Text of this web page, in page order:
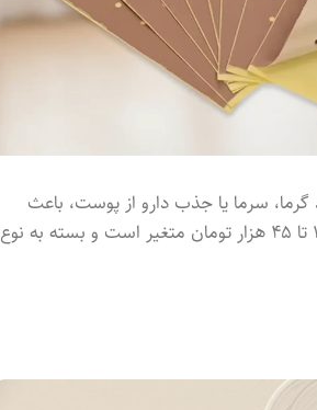
سرما یا جذب دارو از پوست، باعث
بهبود گردش خون و کاهش دردهای سطحی می‌شوند. قیمت چسب کمر در ایران معمولاً بین ۱۲ تا ۴۵ هزار تومان متغیر است و بسته به نوع